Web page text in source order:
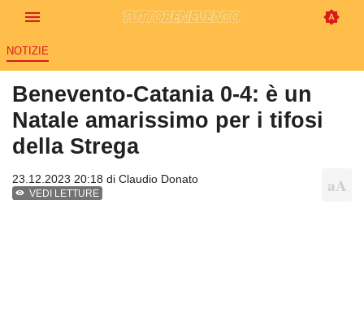
NOTIZIE
Benevento-Catania 0-4: è un
Natale amarissimo per i tifosi
della Strega
23.12.2023 20:18 di Claudio Donato
VEDI LETTURE